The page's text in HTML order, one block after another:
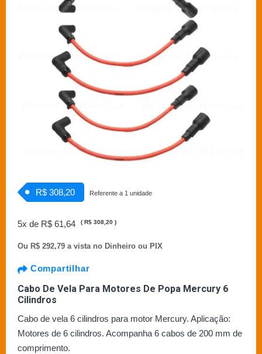
R$ 308,20 Referente a 1 unidade
5x de R$ 61,64 ( R$ 308,20 )
Ou R$ 292,79 a vista no Dinheiro ou PIX
Compartilhar
Cabo De Vela Para Motores De Popa Mercury 6
Cilindros
Cabo de vela 6 cilindros para motor Mercury. Aplicação:
Motores de 6 cilindros. Acompanha 6 cabos de 200 mm de
comprimento.